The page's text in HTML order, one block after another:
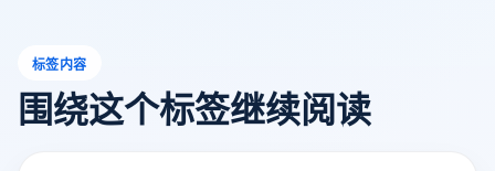
标签内容
围绕这个标签继续阅读